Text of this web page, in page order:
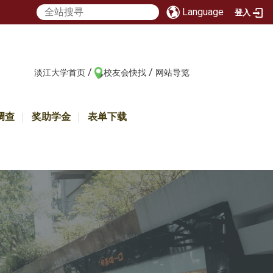
Language 登入
淡江大学首页 / 校友会快找 / 网站导览
查 奖助学金 表单下载